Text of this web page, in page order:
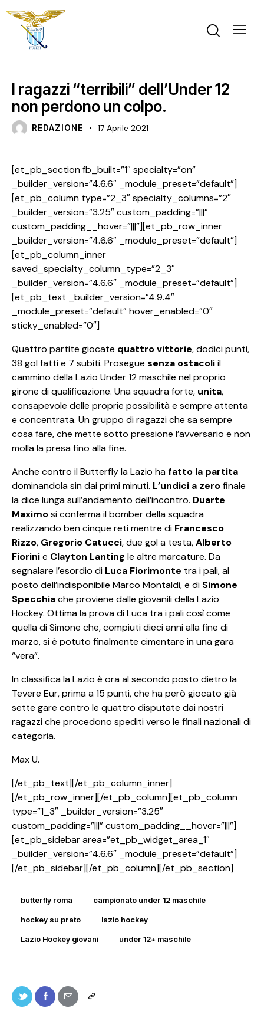
I ragazzi “terribili” dell’Under 12
non perdono un colpo.
REDAZIONE 17 Aprile 2021
[et_pb_section fb_built=”1″ specialty=”on”
_builder_version=”4.6.6″ _module_preset=”default”]
[et_pb_column type=”2_3″ specialty_columns=”2″
_builder_version=”3.25″ custom_padding=”|||”
custom_padding__hover=”|||”][et_pb_row_inner
_builder_version=”4.6.6″ _module_preset=”default”]
[et_pb_column_inner
saved_specialty_column_type=”2_3″
_builder_version=”4.6.6″ _module_preset=”default”]
[et_pb_text _builder_version=”4.9.4″
_module_preset=”default” hover_enabled=”0″
sticky_enabled=”0″]
Quattro partite giocate quattro vittorie, dodici punti,
38 gol fatti e 7 subiti. Prosegue senza ostacoliil
cammino della Lazio Under 12 maschile nel proprio
girone di qualificazione. Una squadra forte, unita,
consapevole delle proprie possibilità e sempre attenta
e concentrata. Un gruppo di ragazzi che sa sempre
cosa fare, che mette sotto pressione l’avversario e non
molla la presa fino alla fine.
Anche contro il Butterfly la Lazio hafatto la partita
dominandola sin dai primi minuti. L’undici a zerofinale
la dice lunga sull’andamento dell’incontro. Duarte
Maximosi conferma il bomber della squadra
realizzando ben cinque reti mentre di Francesco
Rizzo, Gregorio Catucci, due gol a testa,Alberto
Fiorinie Clayton Lanting le altre marcature. Da
segnalare l’esordio di Luca Fiorimonte tra i pali, al
posto dell’indisponibile Marco Montaldi, e di Simone
Specchiache proviene dalle giovanili della Lazio
Hockey. Ottima la prova di Luca tra i pali così come
quella di Simone che, compiuti dieci anni alla fine di
marzo, si è potuto finalmente cimentare in una gara
“vera”.
In classifica la Lazio è ora al secondo posto dietro la
Tevere Eur, prima a 15 punti, che ha però giocato già
sette gare contro le quattro disputate dai nostri
ragazzi che procedono spediti verso le finali nazionali di
categoria.
Max U.
[/et_pb_text][/et_pb_column_inner]
[/et_pb_row_inner][/et_pb_column][et_pb_column
type=”1_3″ _builder_version=”3.25″
custom_padding=”|||” custom_padding__hover=”|||”]
[et_pb_sidebar area=”et_pb_widget_area_1″
_builder_version=”4.6.6″ _module_preset=”default”]
[/et_pb_sidebar][/et_pb_column][/et_pb_section]
butterfly roma campionato under 12 maschile
hockey su prato lazio hockey
Lazio Hockey giovani under 12+ maschile